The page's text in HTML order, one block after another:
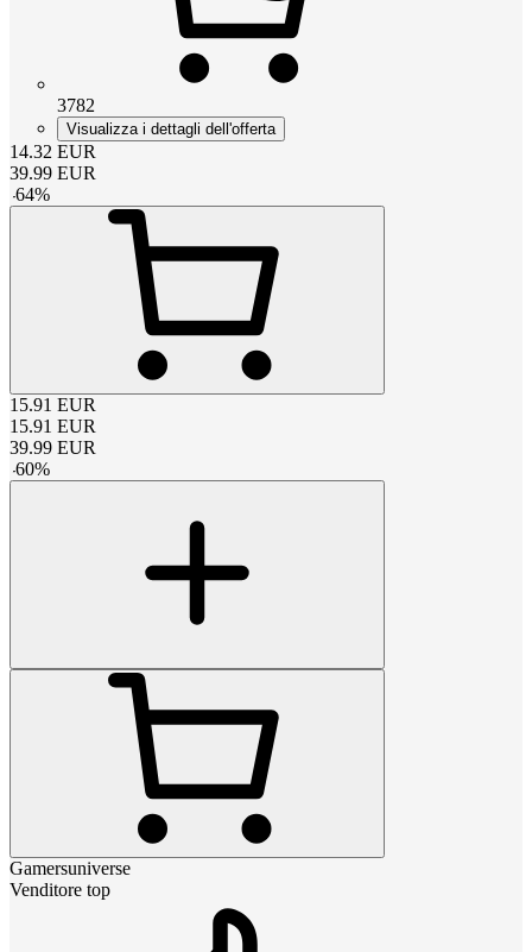
3782
Visualizza i dettagli dell'offerta
14.32 EUR
39.99 EUR
-64%
15.91 EUR
15.91 EUR
39.99 EUR
-60%
Gamersuniverse
Venditore top